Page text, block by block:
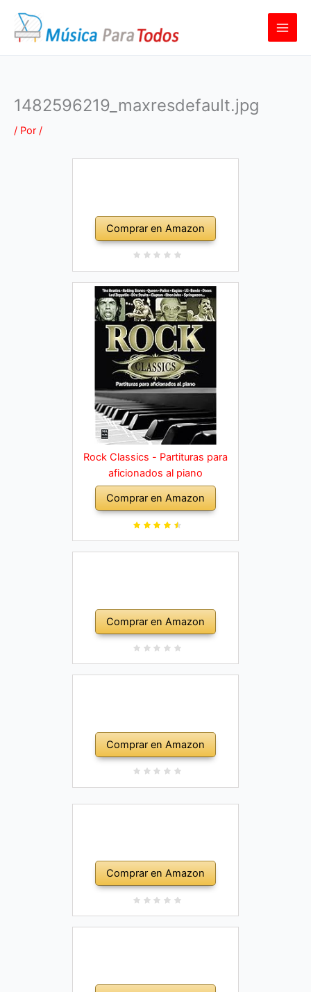
contenido
1482596219_maxresdefault.jpg
/ Por /
Comprar en Amazon
Rock Classics - Partituras para
aficionados al piano
Comprar en Amazon
Comprar en Amazon
Comprar en Amazon
Comprar en Amazon